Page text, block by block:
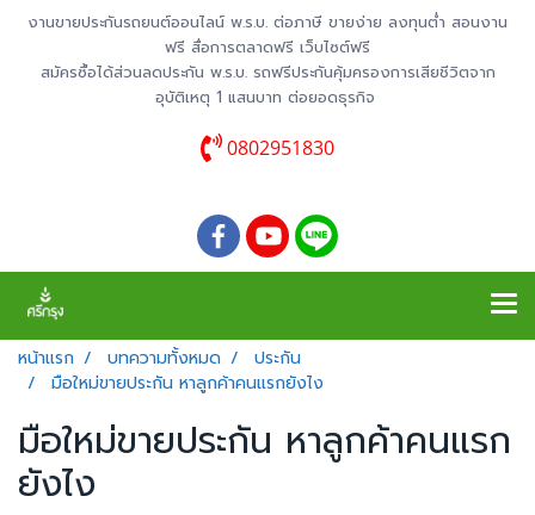
งานขายประกันรถยนต์ออนไลน์ พ.ร.บ. ต่อภาษี ขายง่าย ลงทุนต่ำ สอนงาน
ฟรี สื่อการตลาดฟรี เว็บไซต์ฟรี
สมัครซื้อได้ส่วนลดประกัน พ.ร.บ. รถฟรีประกันคุ้มครองการเสียชีวิตจาก
อุบัติเหตุ 1 แสนบาท ต่อยอดธุรกิจ
0802951830
หน้าแรก บทความทั้งหมด
ประกัน
มือใหม่ขายประกัน หาลูกค้าคนแรกยังไง
มือใหม่ขายประกัน หาลูกค้าคนแรก
ยังไง